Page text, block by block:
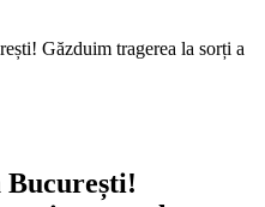
Găzduim tragerea la sorți a
București!